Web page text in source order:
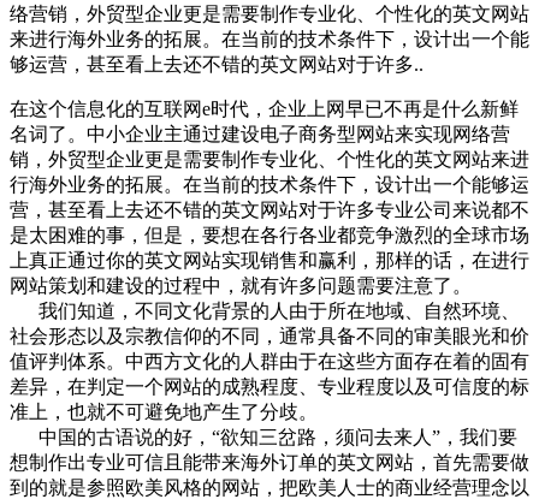
络营销，外贸型企业更是需要制作专业化、个性化的英文网站
来进行海外业务的拓展。在当前的技术条件下，设计出一个能
够运营，甚至看上去还不错的英文网站对于许多..
在这个信息化的互联网e时代，企业上网早已不再是什么新鲜
名词了。中小企业主通过建设电子商务型网站来实现网络营
销，外贸型企业更是需要制作专业化、个性化的英文网站来进
行海外业务的拓展。在当前的技术条件下，设计出一个能够运
营，甚至看上去还不错的英文网站对于许多专业公司来说都不
是太困难的事，但是，要想在各行各业都竞争激烈的全球市场
上真正通过你的英文网站实现销售和赢利，那样的话，在进行
网站策划和建设的过程中，就有许多问题需要注意了。
我们知道，不同文化背景的人由于所在地域、自然环境、
社会形态以及宗教信仰的不同，通常具备不同的审美眼光和价
值评判体系。中西方文化的人群由于在这些方面存在着的固有
差异，在判定一个网站的成熟程度、专业程度以及可信度的标
准上，也就不可避免地产生了分歧。
中国的古语说的好，“欲知三岔路，须问去来人”，我们要
想制作出专业可信且能带来海外订单的英文网站，首先需要做
到的就是参照欧美风格的网站，把欧美人士的商业经营理念以